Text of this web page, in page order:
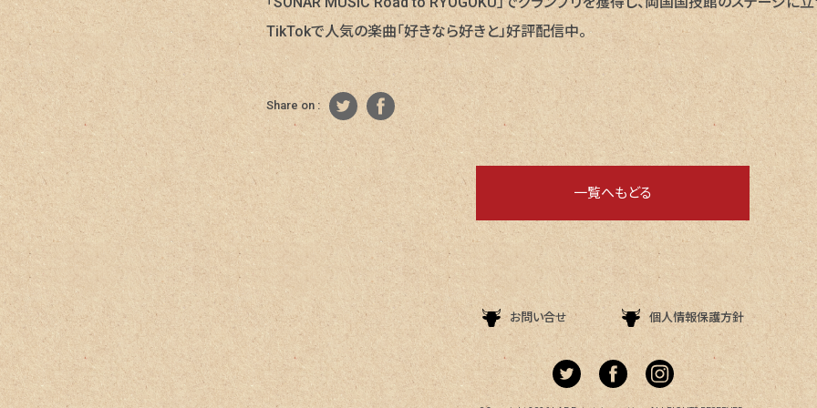
TikTokで人気の楽曲「好きなら好きと」好評配信中。
Share on :
一覧へもどる
お問い合せ 個人情報保護方針